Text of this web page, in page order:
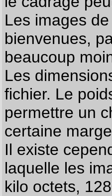
Les images
bienvenues,
beaucoup
Les
fichier. Le
permettre un
certaine
Il existe
laquelle les
kilo octets,